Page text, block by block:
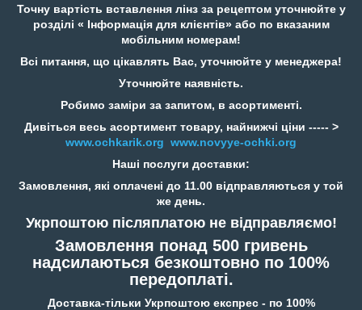
Точну вартість вставлення лінз за рецептом уточнюйте у
розділі « Інформація для клієнтів» або по вказаним
мобільним номерам!
Всі питання, що цікавлять Вас, уточнюйте у менеджера!
Уточнюйте наявність.
Робимо заміри за запитом, в асортименті.
Дивіться весь асортимент товару, найнижчі ціни ----- >
www.ochkarik.org www.novyye-ochki.org
Наші послуги доставки:
Замовлення, які оплачені до 11.00 відправляються у той
же день.
Укрпоштою післяплатою не відправляємо!
Замовлення понад 500 гривень
надсилаються безкоштовно по 100%
передоплаті.
Доставка-тільки Укрпоштою експрес - по 100%